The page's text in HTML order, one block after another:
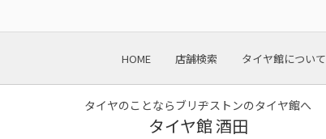
HOME 店舗検索 タイヤ館について
タイヤのことならブリヂストンのタイヤ館へ
タイヤ館 酒田